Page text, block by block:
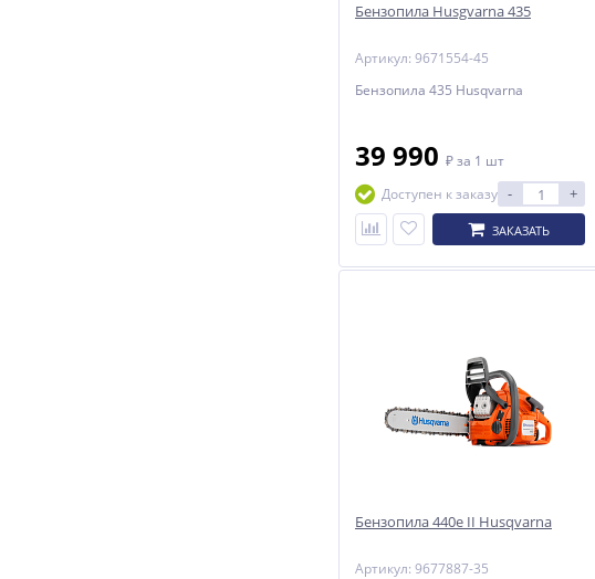
Бензопила Husgvarna 435
Артикул: 9671554-45
Бензопила 435 Husqvarna
39 990 ₽за 1 шт
Доступен к заказу - +
ЗАКАЗАТЬ
Бензопила 440e II Husqvarna
Артикул: 9677887-35